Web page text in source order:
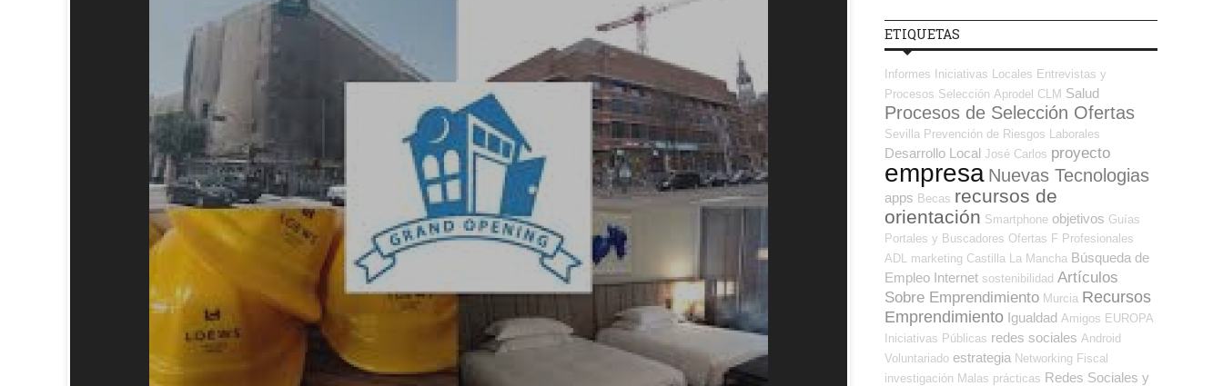
ETIQUETAS
Informes Iniciativas Locales Entrevistas y
Procesos Selección Aprodel CLM Salud
Procesos de Selección Ofertas
Sevilla Prevención de Riesgos Laborales
Desarrollo Local José Carlos proyecto
empresa Nuevas Tecnologias
apps Becas recursos de
orientación Smartphone objetivos Guías
Portales y Buscadores Ofertas F Profesionales
ADL
marketing Castilla La Mancha Búsqueda de
Empleo Internet sostenibilidad Artículos
Sobre Emprendimiento Murcia Recursos
Emprendimiento Igualdad Amigos EUROPA
Iniciativas Públicas redes sociales Android
Voluntariado estrategia Networking Fiscal
investigación Malas prácticas Redes Sociales y